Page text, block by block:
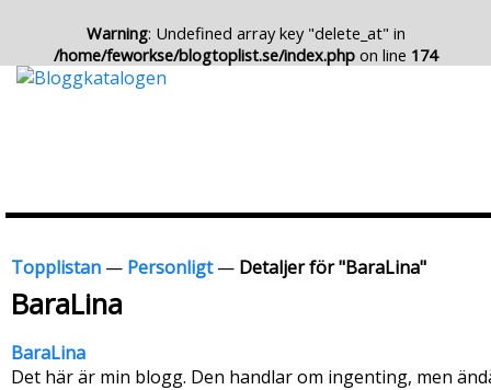
Warning: Undefined array key "delete_at" in
/home/feworkse/blogtoplist.se/index.php on line 174
Topplistan — Personligt— Detaljer för "BaraLina"
BaraLina
BaraLina
Det här är min blogg. Den handlar om ingenting, men